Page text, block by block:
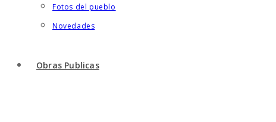
Fotos del pueblo
Novedades
Obras Publicas